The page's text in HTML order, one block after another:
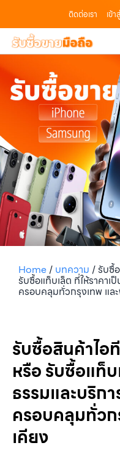
ติดต่อเรา เข้
Home/ บทความ /รับซื้
รับซื้อแท็บเล็ต ที่ให้ราคาเ
ครอบคลุมทั่วกรุงเทพ แล
รับซื้อสินค้าไอ
หรือ รับซื้อแท็บ
ธรรมและบริก
ครอบคลุมทั่วก
เคียง